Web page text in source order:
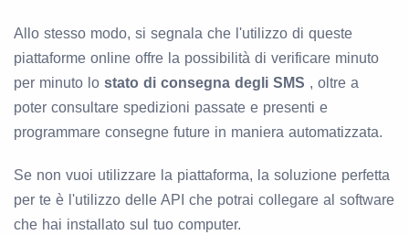
Allo stesso modo, si segnala che l'utilizzo di queste
piattaforme online offre la possibilità di verificare minuto
per minuto lo stato di consegna degli SMS , oltre a
poter consultare spedizioni passate e presenti e
programmare consegne future in maniera automatizzata.
Se non vuoi utilizzare la piattaforma, la soluzione perfetta
per te è l'utilizzo delle API che potrai collegare al software
che hai installato sul tuo computer.